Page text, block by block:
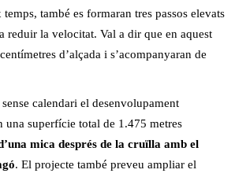
també es formaran tres passos elevats
reduir la velocitat. Val a dir que en aquest
d’alçada i s’acompanyaran de
calendari el desenvolupament
una superfície total de 1.475 metres
mica després de la cruïlla amb el
. El projecte també preveu ampliar el